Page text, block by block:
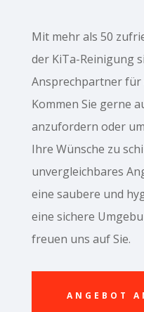
Mit mehr als 50
der KiTa-Reinigung
Ansprechpartner für
Kommen Sie gerne
anzufordern oder
Ihre Wünsche zu
unvergleichbares
eine saubere und
eine sichere
freuen uns auf Sie.
ANGEBOT